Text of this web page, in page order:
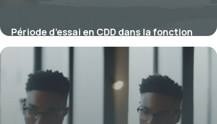
Période d’essai en CDD dans la fonction
publique : règles, enjeux et spécificités